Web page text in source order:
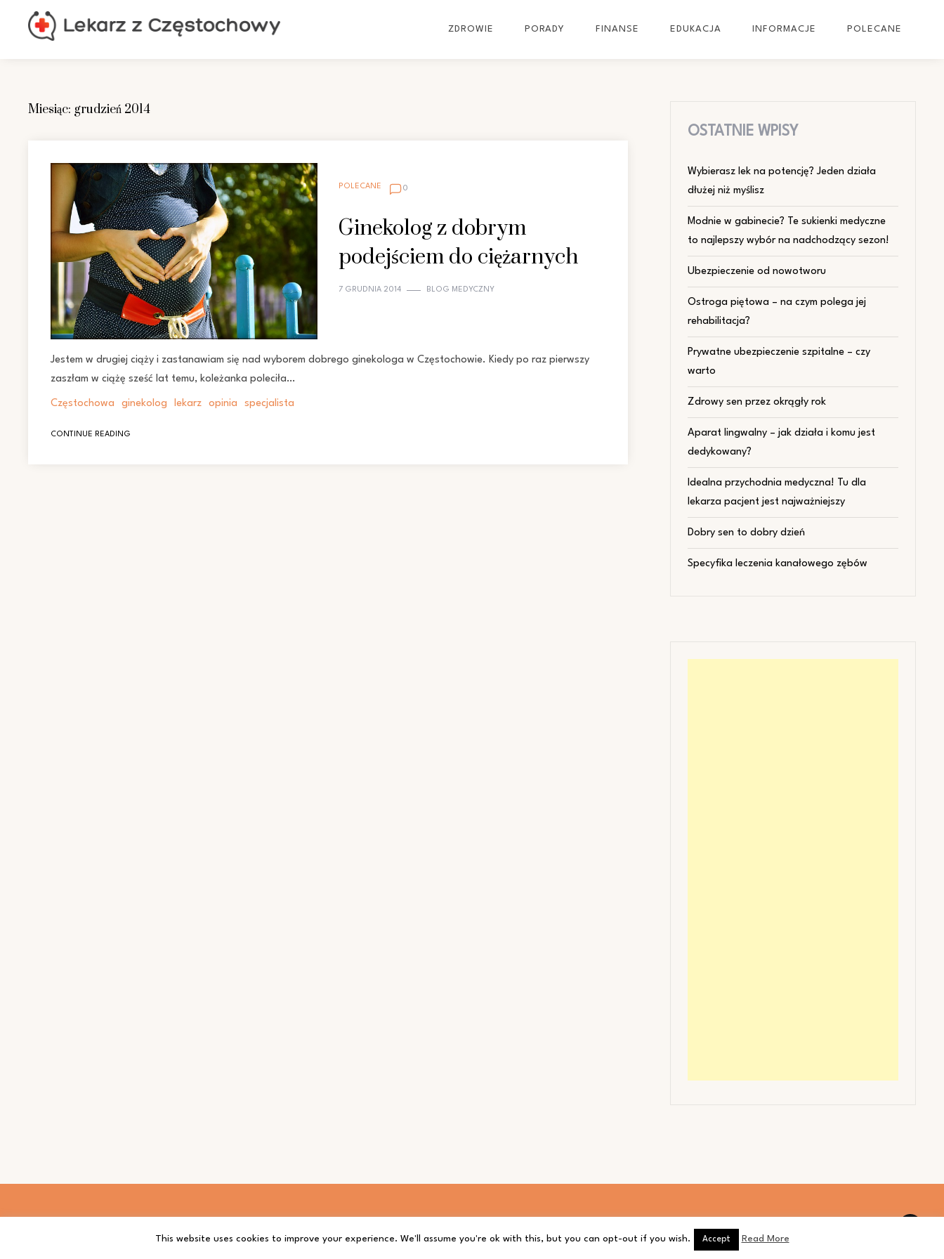
ZDROWIE PORADY FINANSE EDUKACJA INFORMACJE POLECANE
Miesiąc: grudzień 2014
POLECANE 0
Ginekolog z dobrym
podejściem do ciężarnych
7 GRUDNIA 2014 BLOG MEDYCZNY
Jestem w drugiej ciąży i zastanawiam się nad wyborem dobrego ginekologa w Częstochowie. Kiedy po raz pierwszy
zaszłam w ciążę sześć lat temu, koleżanka poleciła…
Częstochowa ginekolog lekarz opinia specjalista
CONTINUE READING
OSTATNIE WPISY
Wybierasz lek na potencję? Jeden działa
dłużej niż myślisz
Modnie w gabinecie? Te sukienki medyczne
to najlepszy wybór na nadchodzący sezon!
Ubezpieczenie od nowotworu
Ostroga piętowa – na czym polega jej
rehabilitacja?
Prywatne ubezpieczenie szpitalne – czy
warto
Zdrowy sen przez okrągły rok
Aparat lingwalny – jak działa i komu jest
dedykowany?
Idealna przychodnia medyczna! Tu dla
lekarza pacjent jest najważniejszy
Dobry sen to dobry dzień
Specyfika leczenia kanałowego zębów
This website uses cookies to improve your experience. We'll assume you're ok with this, but you can opt-out if you wish. Accept Read More